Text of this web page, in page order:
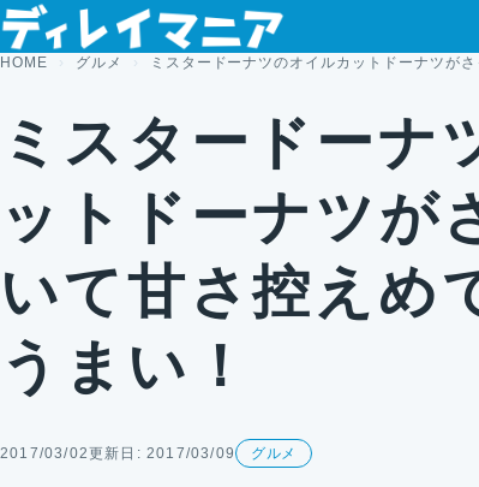
コンテンツへスキップ
HOME グルメ ミスタードーナツのオイルカットドーナツが
ミスタードーナ
ットドーナツが
いて甘さ控えめ
うまい！
2017/03/02更新日: 2017/03/09 グルメ